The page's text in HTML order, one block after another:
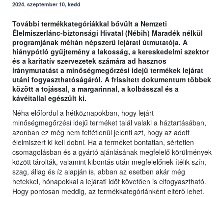
2024. szeptember 10, kedd
További termékkategóriákkal bővült a Nemzeti
Élelmiszerlánc-biztonsági Hivatal (Nébih) Maradék nélkül
programjának méltán népszerű lejárati útmutatója. A
hiánypótló gyűjtemény a lakosság, a kereskedelmi szektor
és a karitatív szervezetek számára ad hasznos
iránymutatást a minőségmegőrzési idejű termékek lejárat
utáni fogyaszthatóságáról. A frissített dokumentum többek
között a tojással, a margarinnal, a kolbásszal és a
kávéitallal egészült ki.
Néha előfordul a hétköznapokban, hogy lejárt
minőségmegőrzési idejű terméket talál valaki a háztartásában,
azonban ez még nem feltétlenül jelenti azt, hogy az adott
élelmiszert ki kell dobni. Ha a terméket bontatlan, sértetlen
csomagolásban és a gyártó ajánlásának megfelelő körülmények
között tárolták, valamint kibontás után megfelelőnek ítélik szín,
szag, állag és íz alapján is, abban az esetben akár még
hetekkel, hónapokkal a lejárati időt követően is elfogyasztható.
Hogy pontosan meddig, az termékkategóriánként eltérő lehet.